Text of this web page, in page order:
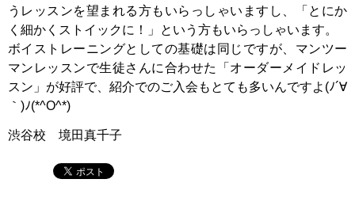
うレッスンを望まれる方もいらっしゃいますし、「とにか
く細かくストイックに！」という方もいらっしゃいます。
ボイストレーニングとしての基礎は同じですが、マンツー
マンレッスンで生徒さんに合わせた「オーダーメイドレッ
スン」が好評で、紹介でのご入会もとても多いんですよ(ﾉ´∀
｀)ﾉ(*^O^*)
渋谷校 境田真千子